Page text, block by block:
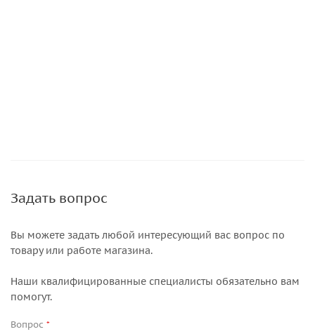
Задать вопрос
Вы можете задать любой интересующий вас вопрос по
товару или работе магазина.
Наши квалифицированные специалисты обязательно вам
помогут.
Вопрос *